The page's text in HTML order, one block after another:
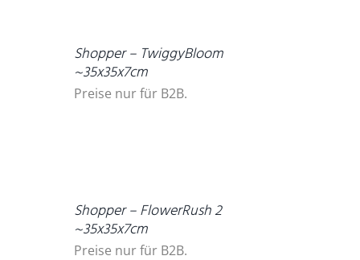
Shopper – TwiggyBloom
~35x35x7cm
Preise nur für B2B.
Shopper – FlowerRush 2
~35x35x7cm
Preise nur für B2B.